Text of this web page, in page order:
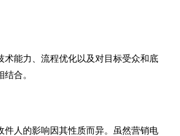
术能力、流程优化以及对目标受众和底
合。
件人的影响因其性质而异。虽然营销电